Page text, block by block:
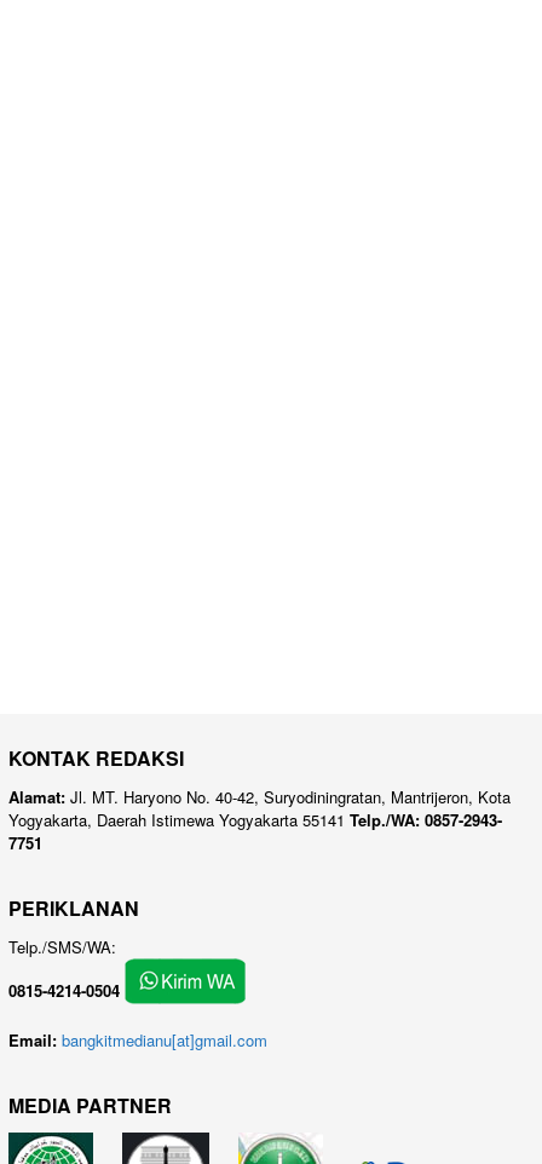
KONTAK REDAKSI
Alamat: Jl. MT. Haryono No. 40-42, Suryodiningratan, Mantrijeron, Kota
Yogyakarta, Daerah Istimewa Yogyakarta 55141 Telp./WA: 0857-2943-
7751
PERIKLANAN
Telp./SMS/WA:
0815-4214-0504
Email: bangkitmedianu[at]gmail.com
MEDIA PARTNER